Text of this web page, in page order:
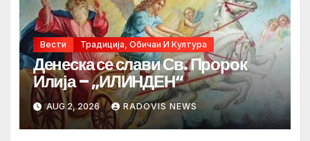
Вести Традиција, Обичаи И Култура
Денеска се слави Св. Пророк
Илија – „ИЛИНДЕН“
AUG 2, 2026 RADOVIS NEWS